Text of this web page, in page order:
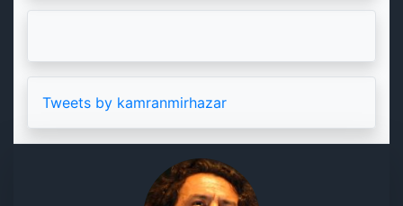
Tweets by kamranmirhazar